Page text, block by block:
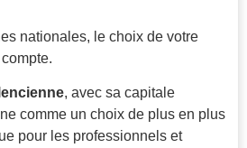
nationales, le choix de votre
, avec sa capitale
comme un choix de plus en plus
pour les professionnels et